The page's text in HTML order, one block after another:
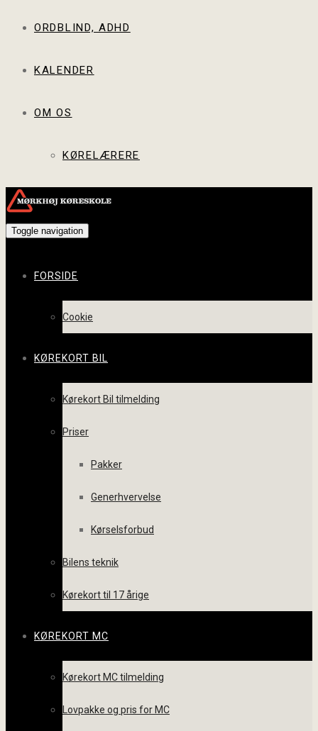
ORDBLIND, ADHD
KALENDER
OM OS
KØRELÆRERE
Toggle navigation
FORSIDE
Cookie
KØREKORT BIL
Kørekort Bil tilmelding
Priser
Pakker
Generhvervelse
Kørselsforbud
Bilens teknik
Kørekort til 17 årige
KØREKORT MC
Kørekort MC tilmelding
Lovpakke og pris for MC